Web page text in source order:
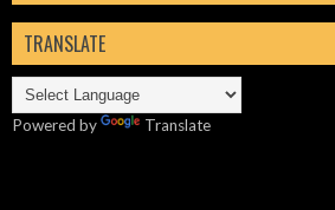
TRANSLATE
Powered by Translate